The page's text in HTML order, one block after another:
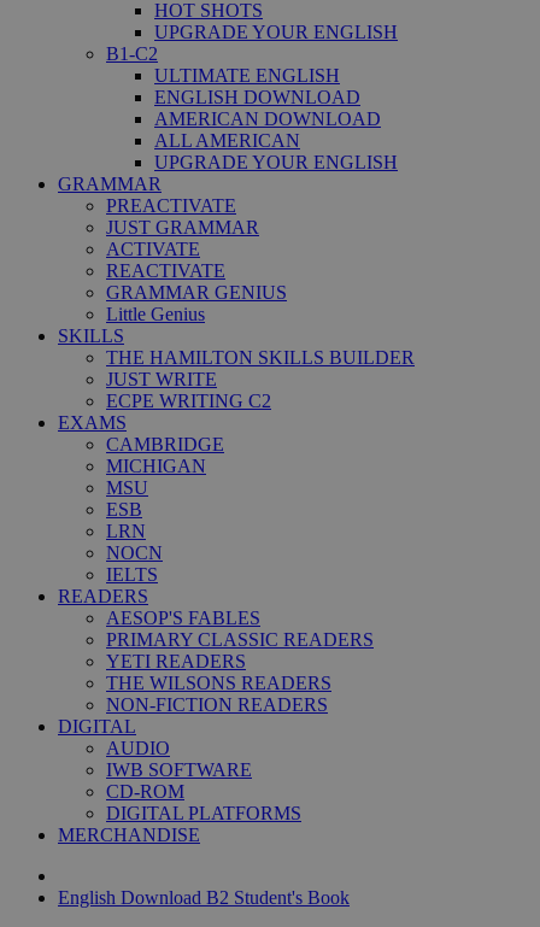
HOT SHOTS
UPGRADE YOUR ENGLISH
B1-C2
ULTIMATE ENGLISH
ENGLISH DOWNLOAD
AMERICAN DOWNLOAD
ALL AMERICAN
UPGRADE YOUR ENGLISH
GRAMMAR
PREACTIVATE
JUST GRAMMAR
ACTIVATE
REACTIVATE
GRAMMAR GENIUS
Little Genius
SKILLS
THE HAMILTON SKILLS BUILDER
JUST WRITE
ECPE WRITING C2
EXAMS
CAMBRIDGE
MICHIGAN
MSU
ESB
LRN
NOCN
IELTS
READERS
AESOP'S FABLES
PRIMARY CLASSIC READERS
YETI READERS
THE WILSONS READERS
NON-FICTION READERS
DIGITAL
AUDIO
IWB SOFTWARE
CD-ROM
DIGITAL PLATFORMS
MERCHANDISE
English Download B2 Student's Book